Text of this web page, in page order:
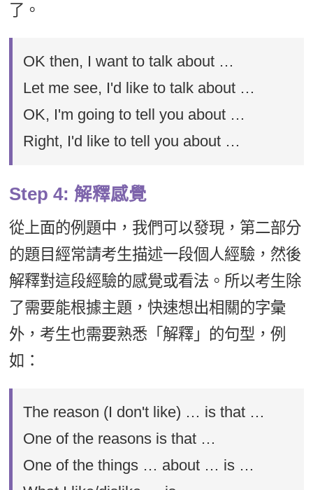
了。
OK then, I want to talk about …
Let me see, I'd like to talk about …
OK, I'm going to tell you about …
Right, I'd like to tell you about …
Step 4: 解釋感覺
從上面的例題中，我們可以發現，第二部分
的題目經常請考生描述一段個人經驗，然後
解釋對這段經驗的感覺或看法。所以考生除
了需要能根據主題，快速想出相關的字彙
外，考生也需要熟悉「解釋」的句型，例
如：
The reason (I don't like) … is that …
One of the reasons is that …
One of the things … about … is …